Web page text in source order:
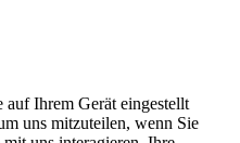
Ihrem Gerät eingestellt
uns mitzuteilen, wenn Sie